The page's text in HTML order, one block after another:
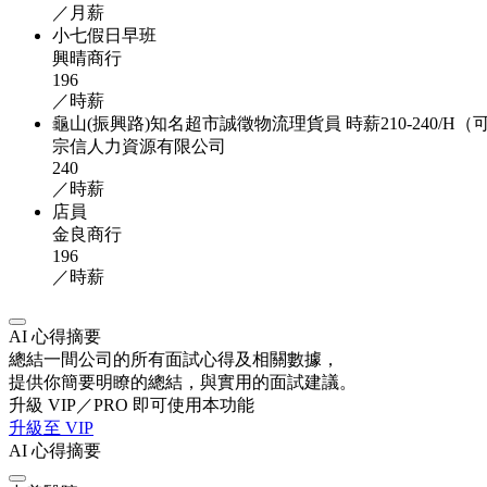
／月薪
小七假日早班
興晴商行
196
／時薪
龜山(振興路)知名超市誠徵物流理貨員 時薪210-240/H（
宗信人力資源有限公司
240
／時薪
店員
金良商行
196
／時薪
AI 心得摘要
總結一間公司的所有面試心得及相關數據，
提供你簡要明瞭的總結，與實用的面試建議。
升級 VIP／PRO 即可使用本功能
升級至 VIP
AI 心得摘要